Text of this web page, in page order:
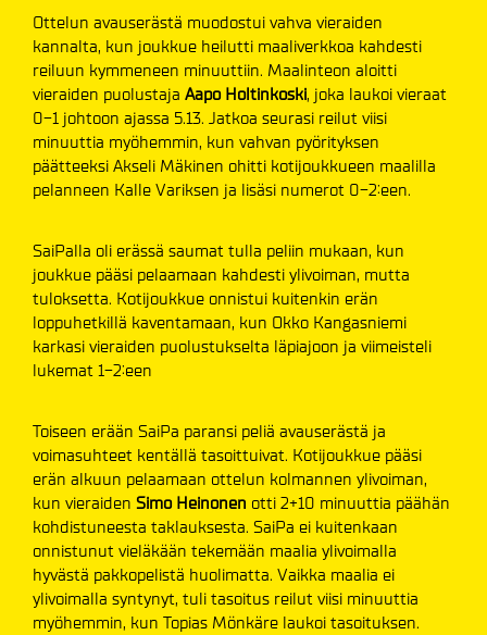
Ottelun avauserästä muodostui vahva vieraiden
kannalta, kun joukkue heilutti maaliverkkoa kahdesti
reiluun kymmeneen minuuttiin. Maalinteon aloitti
vieraiden puolustaja Aapo Holtinkoski, joka laukoi vieraat
0-1 johtoon ajassa 5.13. Jatkoa seurasi reilut viisi
minuuttia myöhemmin, kun vahvan pyörityksen
päätteeksi Akseli Mäkinen ohitti kotijoukkueen maalilla
pelanneen Kalle Variksen ja lisäsi numerot 0-2:een.
SaiPalla oli erässä saumat tulla peliin mukaan, kun
joukkue pääsi pelaamaan kahdesti ylivoiman, mutta
tuloksetta. Kotijoukkue onnistui kuitenkin erän
loppuhetkillä kaventamaan, kun Okko Kangasniemi
karkasi vieraiden puolustukselta läpiajoon ja viimeisteli
lukemat 1-2:een
Toiseen erään SaiPa paransi peliä avauserästä ja
voimasuhteet kentällä tasoittuivat. Kotijoukkue pääsi
erän alkuun pelaamaan ottelun kolmannen ylivoiman,
kun vieraiden Simo Heinonen otti 2+10 minuuttia päähän
kohdistuneesta taklauksesta. SaiPa ei kuitenkaan
onnistunut vieläkään tekemään maalia ylivoimalla
hyvästä pakkopelistä huolimatta. Vaikka maalia ei
ylivoimalla syntynyt, tuli tasoitus reilut viisi minuuttia
myöhemmin, kun Topias Mönkäre laukoi tasoituksen.